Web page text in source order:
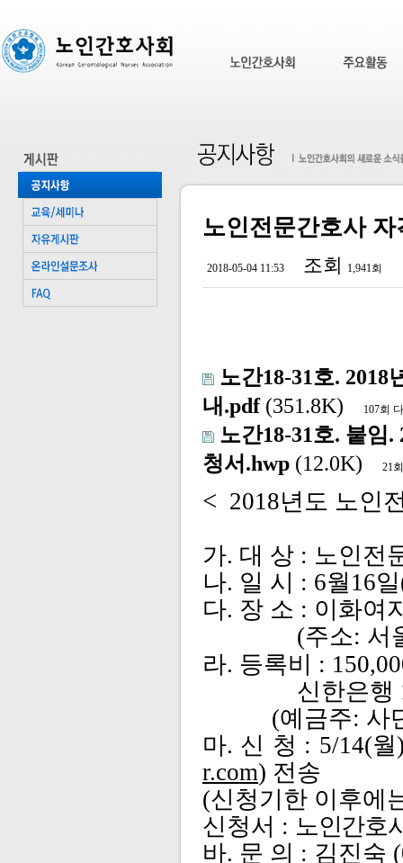
노인전문간호사
2018-05-04 11:53 조회 1,941회
노간18-31호.
내.pdf(351.8K) 107회
노간18-31호. 붙임
청서.hwp (12.0K) 21
< 2018년도 노인
가. 대 상 : 노인전
나. 일 시 : 6월 16일
다. 장 소 : 이화여
(주소: 서
라. 등록비
:
신한은행
(예금주: 사
마. 신 청 : 5/14(
r.com) 전송
(신청기한 이후에
신청서 : 노인간호
바. 문 의 : 김진숙